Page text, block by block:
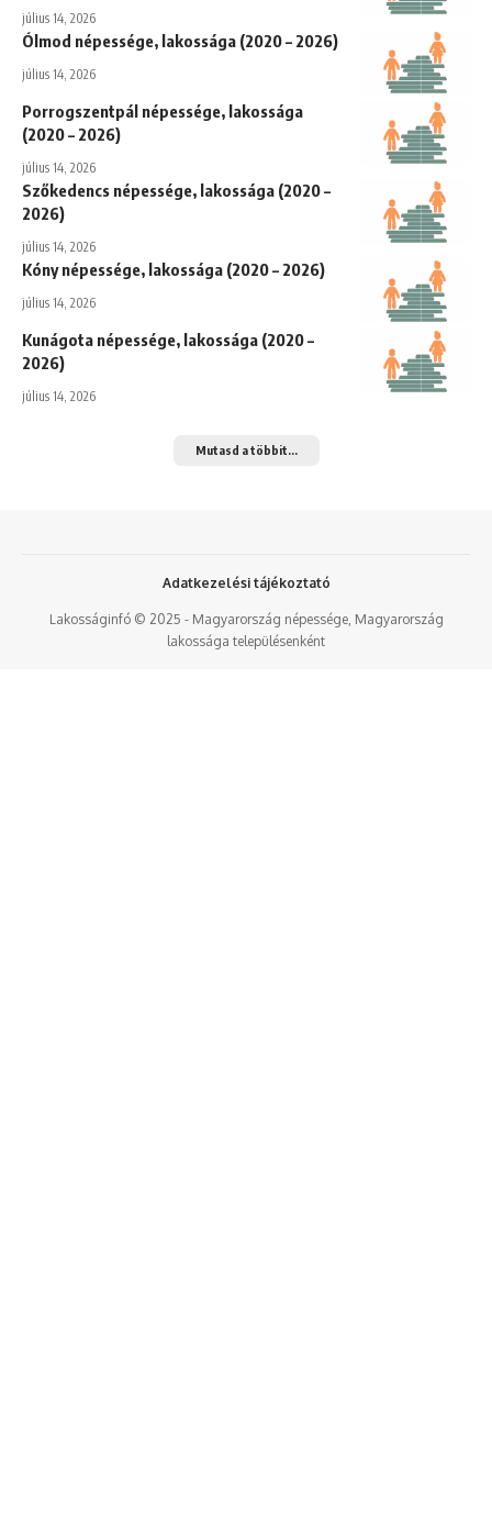
július 14, 2026
Ólmod népessége, lakossága (2020 – 2026)
július 14, 2026
Porrogszentpál népessége, lakossága
(2020 – 2026)
július 14, 2026
Szőkedencs népessége, lakossága (2020 –
2026)
július 14, 2026
Kóny népessége, lakossága (2020 – 2026)
július 14, 2026
Kunágota népessége, lakossága (2020 –
2026)
július 14, 2026
Mutasd a többit...
Lakosságinfó © 2025 - Magyarország népessége, Magyarország
lakossága településenként
Adatkezelési tájékoztató